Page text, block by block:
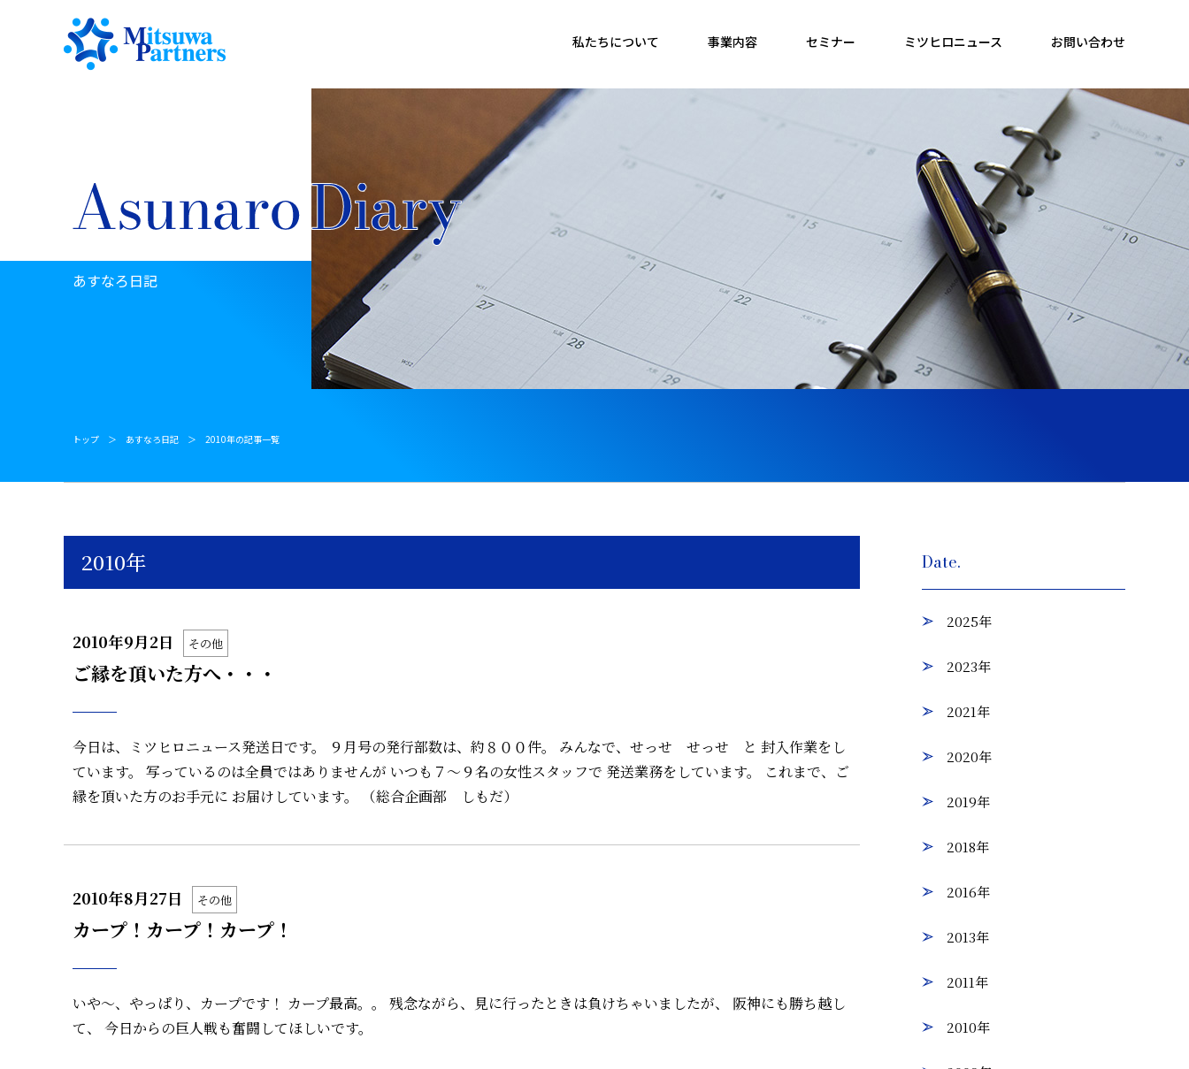
私たちについて 事業内容 セミナー ミツヒロニュース お問い合わせ
あすなろ日記
トップ あすなろ日記 2010年の記事一覧
2010年
2010年9月2日 その他
ご縁を頂いた方へ・・・
今日は、ミツヒロニュース発送日です。 ９月号の発行部数は、約８００件。 みんなで、せっせ せっせ と 封入作業をし
ています。 写っているのは全員ではありませんが いつも７～９名の女性スタッフで 発送業務をしています。 これまで、ご
縁を頂いた方のお手元に お届けしています。 （総合企画部 しもだ）
2010年8月27日 その他
カープ！カープ！カープ！
いや～、やっぱり、カープです！ カープ最高。。 残念ながら、見に行ったときは負けちゃいましたが、 阪神にも勝ち越し
て、 今日からの巨人戦も奮闘してほしいです。
Date.
2025年
2023年
2021年
2020年
2019年
2018年
2016年
2013年
2011年
2010年